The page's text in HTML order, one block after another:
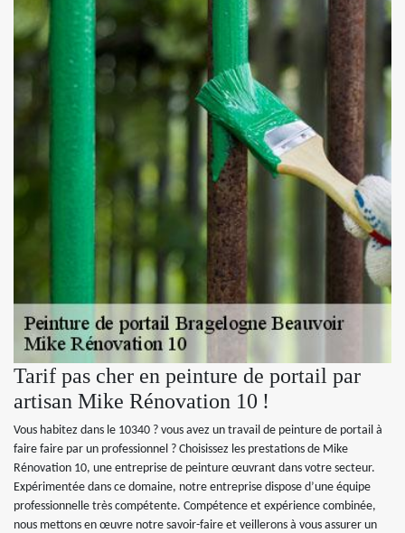
Tarif pas cher en peinture de portail par
artisan Mike Rénovation 10 !
Vous habitez dans le 10340 ? vous avez un travail de peinture de portail à
faire faire par un professionnel ? Choisissez les prestations de Mike
Rénovation 10, une entreprise de peinture œuvrant dans votre secteur.
Expérimentée dans ce domaine, notre entreprise dispose d’une équipe
professionnelle très compétente. Compétence et expérience combinée,
nous mettons en œuvre notre savoir-faire et veillerons à vous assurer un